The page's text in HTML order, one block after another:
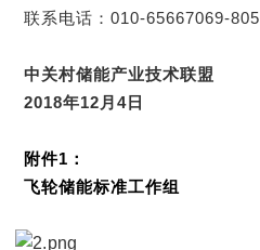
联系电话：010-65667069-805
中关村储能产业技术联盟
2018年12月4日
附件1：
飞轮储能标准工作组